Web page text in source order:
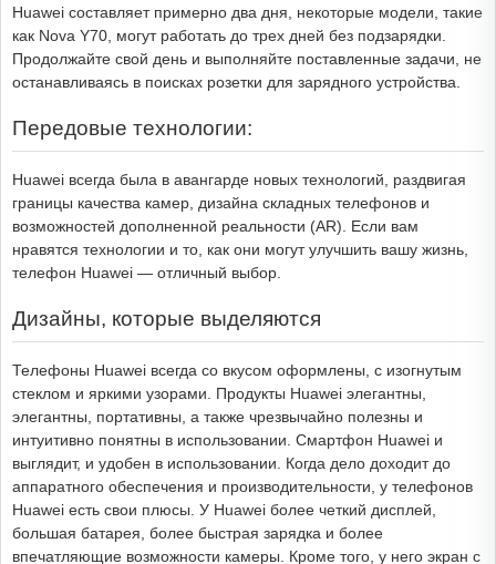
Huawei составляет примерно два дня, некоторые модели, такие
как Nova Y70, могут работать до трех дней без подзарядки.
Продолжайте свой день и выполняйте поставленные задачи, не
останавливаясь в поисках розетки для зарядного устройства.
Передовые технологии:
Huawei всегда была в авангарде новых технологий, раздвигая
границы качества камер, дизайна складных телефонов и
возможностей дополненной реальности (AR). Если вам
нравятся технологии и то, как они могут улучшить вашу жизнь,
телефон Huawei — отличный выбор.
Дизайны, которые выделяются
Телефоны Huawei всегда со вкусом оформлены, с изогнутым
стеклом и яркими узорами. Продукты Huawei элегантны,
элегантны, портативны, а также чрезвычайно полезны и
интуитивно понятны в использовании. Смартфон Huawei и
выглядит, и удобен в использовании. Когда дело доходит до
аппаратного обеспечения и производительности, у телефонов
Huawei есть свои плюсы. У Huawei более четкий дисплей,
большая батарея, более быстрая зарядка и более
впечатляющие возможности камеры. Кроме того, у него экран с